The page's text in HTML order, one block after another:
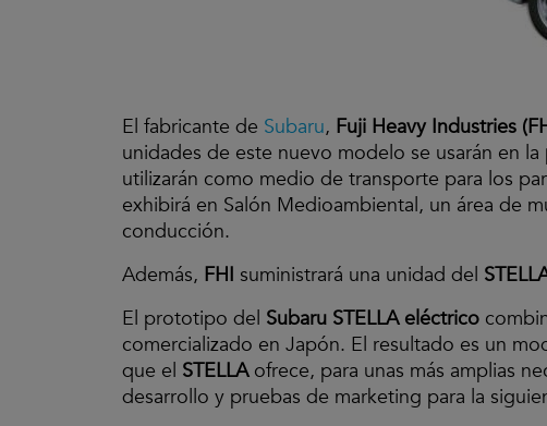
El fabricante de Subaru, Fuji Heavy Industries
unidades de este nuevo modelo se usarán en la
utilizarán como medio de transporte para los
exhibirá en Salón Medioambiental, un área de
conducción.
Además, FHI suministrará una unidad del
El prototipo del Subaru STELLA eléctrico
comercializado en Japón. El resultado es un
que el STELLA ofrece, para unas más amplias
desarrollo y pruebas de marketing para la